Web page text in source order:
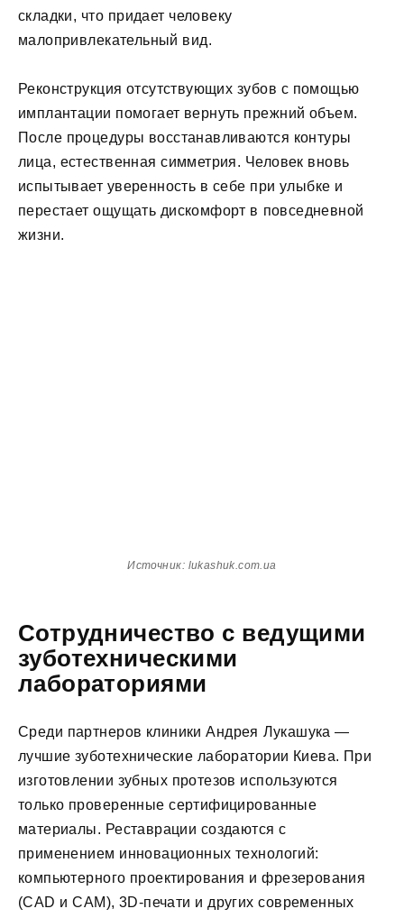
складки, что придает человеку
малопривлекательный вид.
Реконструкция отсутствующих зубов с помощью
имплантации помогает вернуть прежний объем.
После процедуры восстанавливаются контуры
лица, естественная симметрия. Человек вновь
испытывает уверенность в себе при улыбке и
перестает ощущать дискомфорт в повседневной
жизни.
Источник: lukashuk.com.ua
Сотрудничество с ведущими
зуботехническими
лабораториями
Среди партнеров клиники Андрея Лукашука —
лучшие зуботехнические лаборатории Киева. При
изготовлении зубных протезов используются
только проверенные сертифицированные
материалы. Реставрации создаются с
применением инновационных технологий:
компьютерного проектирования и фрезерования
(CAD и CAM), 3D-печати и других современных